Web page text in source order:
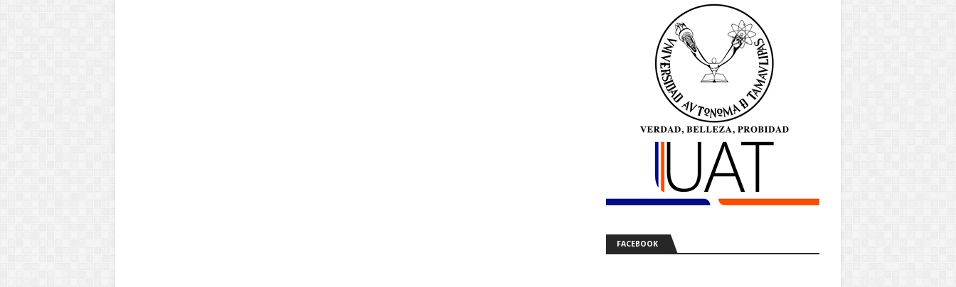
FACEBOOK